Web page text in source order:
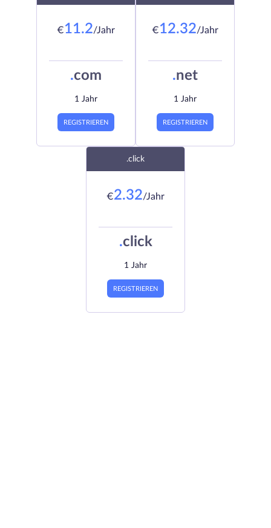
€11.2/Jahr
.com
1 Jahr
REGISTRIEREN
€12.32/Jahr
.net
1 Jahr
REGISTRIEREN
.click
€2.32/Jahr
.click
1 Jahr
REGISTRIEREN